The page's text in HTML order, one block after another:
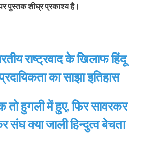
पुस्तक शीघ्र प्रकाश्य है।
राष्ट्रवाद के खिलाफ हिंदू
का साझा इतिहास
तो हुगली में हुए, फिर सावरकर
संघ क्या जाली हिन्दुत्व बेचता